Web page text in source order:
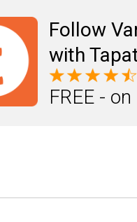
Follow
with
FREE -